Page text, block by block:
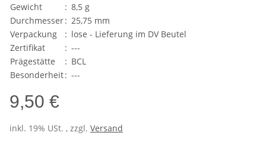
Gewicht
: 8,5 g
Durchmesser: 25,75 mm
Verpackung
: lose - Lieferung im DV Beutel
Zertifikat
: ---
Prägestätte
: BCL
Besonderheit: ---
9,50 €
inkl. 19% USt. , zzgl. Versand